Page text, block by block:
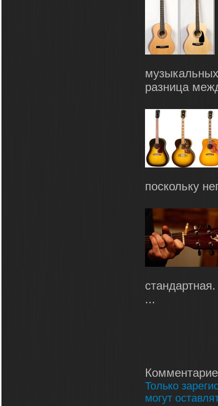
разница
поскольку
...
Только
могут